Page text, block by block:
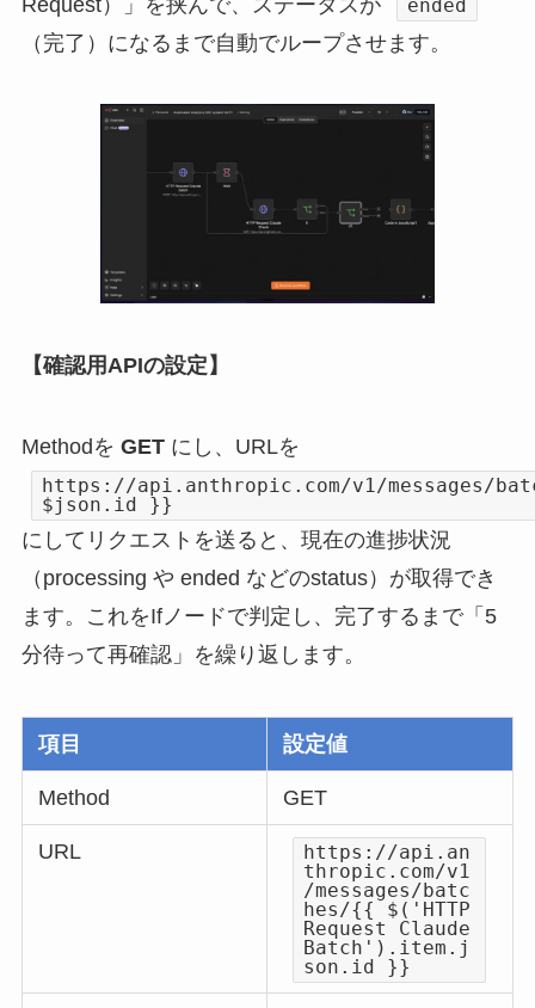
ended
（完了）になるまで自動でループさせます。
【確認用APIの設定】
Methodを GETにし、URLを
https://api.anthropic.com/v1/messages/
$json.id }}
にしてリクエストを送ると、現在の進捗状況
（processing や ended などのstatus）が取得でき
ます。これをIfノードで判定し、完了するまで「5
分待って再確認」を繰り返します。
項目 設定値
Method GET
URL
https://api.an
thropic.com/v1
/messages/batc
hes/{{ $('HTTP
Request Claude
Batch').item.j
son.id }}